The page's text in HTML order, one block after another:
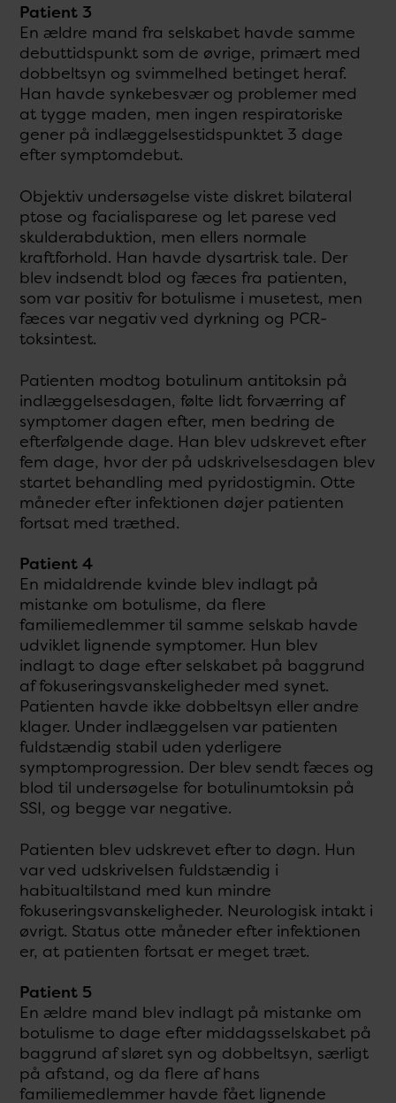
Patient 3
En ældre mand fra selskabet havde samme
debuttidspunkt som de øvrige, primært med
dobbeltsyn og svimmelhed betinget heraf.
Han havde synkebesvær og problemer med
at tygge maden, men ingen respiratoriske
gener på indlæggelsestidspunktet 3 dage
efter symptomdebut.
Objektiv undersøgelse viste diskret bilateral
ptose og facialisparese og let parese ved
skulderabduktion, men ellers normale
kraftforhold. Han havde dysartrisk tale. Der
blev indsendt blod og fæces fra patienten,
som var positiv for botulisme i musetest, men
fæces var negativ ved dyrkning og PCR-
toksintest.
Patienten modtog botulinum antitoksin på
indlæggelsesdagen, følte lidt forværring af
symptomer dagen efter, men bedring de
efterfølgende dage. Han blev udskrevet efter
fem dage, hvor der på udskrivelsesdagen blev
startet behandling med pyridostigmin. Otte
måneder efter infektionen døjer patienten
fortsat med træthed.
Patient 4
En midaldrende kvinde blev indlagt på
mistanke om botulisme, da flere
familiemedlemmer til samme selskab havde
udviklet lignende symptomer. Hun blev
indlagt to dage efter selskabet på baggrund
af fokuseringsvanskeligheder med synet.
Patienten havde ikke dobbeltsyn eller andre
klager. Under indlæggelsen var patienten
fuldstændig stabil uden yderligere
symptomprogression. Der blev sendt fæces og
blod til undersøgelse for botulinumtoksin på
SSI, og begge var negative.
Patienten blev udskrevet efter to døgn. Hun
var ved udskrivelsen fuldstændig i
habitualtilstand med kun mindre
fokuseringsvanskeligheder. Neurologisk intakt i
øvrigt. Status otte måneder efter infektionen
er, at patienten fortsat er meget træt.
Patient 5
En ældre mand blev indlagt på mistanke om
botulisme to dage efter middagsselskabet på
baggrund af sløret syn og dobbeltsyn, særligt
på afstand, og da flere af hans
familiemedlemmer havde fået lignende